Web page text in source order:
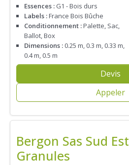
Essences : G1 - Bois durs
Labels :France Bois Bûche
Conditionnement :Palette, Sac,
Ballot, Box
Dimensions : 0.25 m, 0.3 m, 0.33 m,
0.4 m, 0.5 m
Devis
Appeler
Bergon Sas Sud Est
Granules